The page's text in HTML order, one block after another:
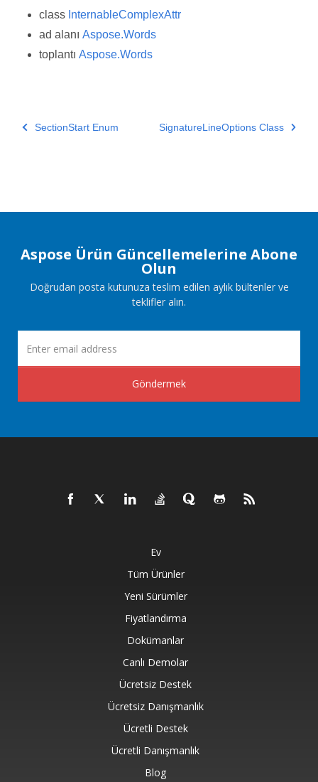
class InternableComplexAttr
ad alanı Aspose.Words
toplantı Aspose.Words
SectionStart Enum SignatureLineOptions Class
Aspose Ürün Güncellemelerine Abone
Olun
Doğrudan posta kutunuza teslim edilen aylık bültenler ve
teklifler alın.
Göndermek
Ev
Tüm Ürünler
Yeni Sürümler
Fiyatlandırma
Dokümanlar
Canlı Demolar
Ücretsiz Destek
Ücretsiz Danışmanlık
Ücretli Destek
Ücretli Danışmanlık
Blog